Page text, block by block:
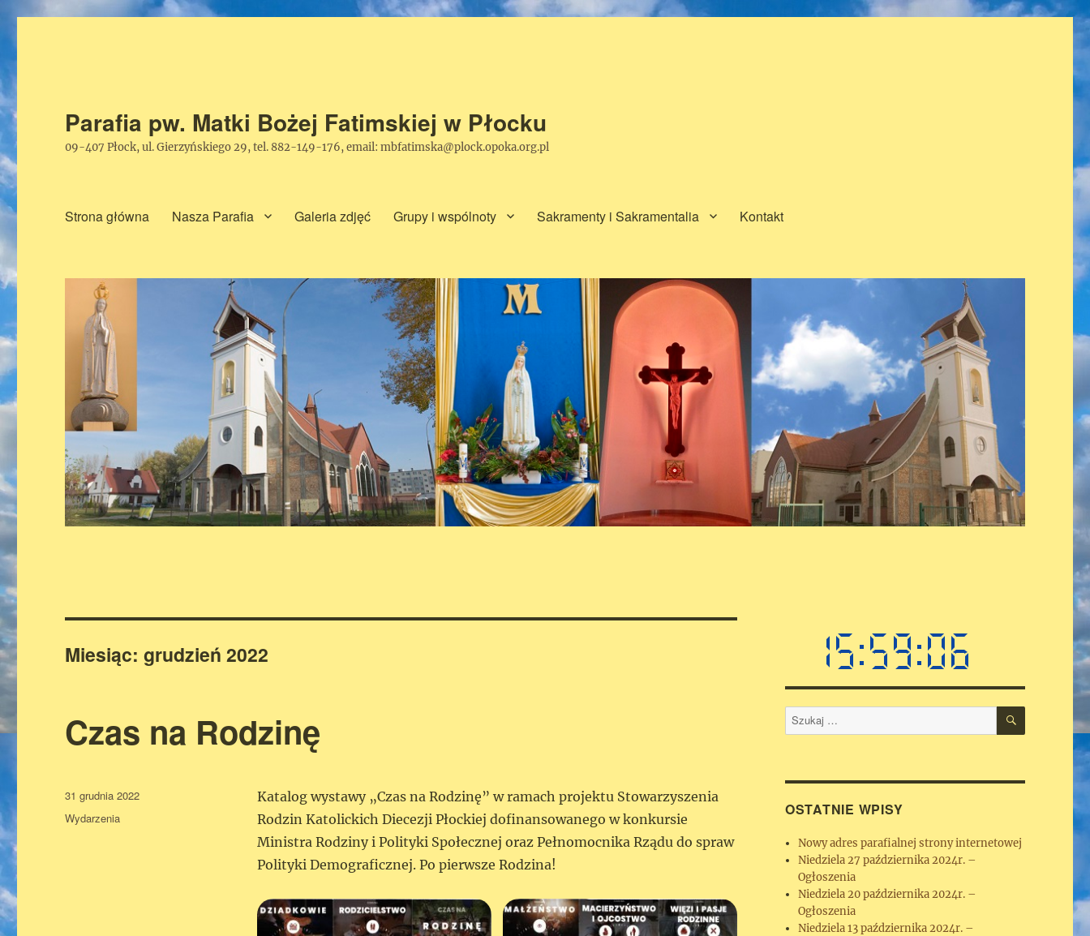
Parafia pw. Matki Bożej Fatimskiej w Płocku
09-407 Płock, ul. Gierzyńskiego 29, tel. 882-149-176, email: mbfatimska@plock.opoka.org.pl
Strona główna Nasza Parafia Galeria zdjęć Grupy i wspólnoty Sakramenty i Sakramentalia Kontakt
Miesiąc:grudzień 2022
Czas na Rodzinę
Katalog wystawy „Czas na Rodzinę” w ramach projektu Stowarzyszenia
Rodzin Katolickich Diecezji Płockiej dofinansowanego w konkursie
Ministra Rodziny i Polityki Społecznej oraz Pełnomocnika Rządu do spraw
Polityki Demograficznej. Po pierwsze Rodzina!
Data
publikacji
31 grudnia 2022
Kategorie
Wydarzenia
Szukaj: SZUKAJ
OSTATNIE WPISY
Nowy adres parafialnej strony internetowej
Niedziela 27 października 2024r. –
Ogłoszenia
Niedziela 20 października 2024r. –
Ogłoszenia
Niedziela 13 października 2024r. –